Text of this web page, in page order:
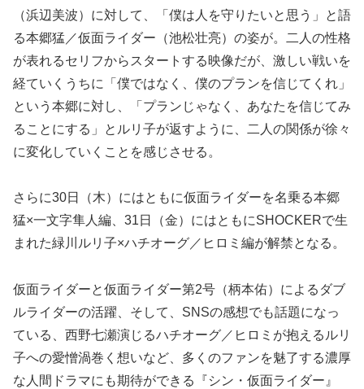
（浜辺美波）に対して、「僕は人を守りたいと思う」と語
る本郷猛／仮面ライダー（池松壮亮）の姿が。二人の性格
が表れるセリフからスタートする映像だが、激しい戦いを
経ていくうちに「僕ではなく、僕のプランを信じてくれ」
という本郷に対し、「プランじゃなく、あなたを信じてみ
ることにする」とルリ子が返すように、二人の関係が徐々
に変化していくことを感じさせる。
さらに30日（木）にはともに仮面ライダーを名乗る本郷
猛×一文字隼人編、31日（金）にはともにSHOCKERで生
まれた緑川ルリ子×ハチオーグ／ヒロミ編が解禁となる。
仮面ライダーと仮面ライダー第2号（柄本佑）によるダブ
ルライダーの活躍、そして、SNSの感想でも話題になっ
ている、西野七瀬演じるハチオーグ／ヒロミが抱えるルリ
子への愛憎渦巻く想いなど、多くのファンを魅了する濃厚
な人間ドラマにも期待ができる『シン・仮面ライダー』